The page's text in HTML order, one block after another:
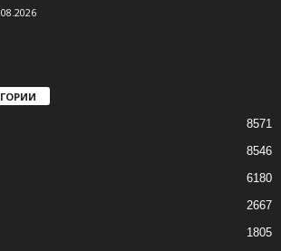
8571
8546
6180
2667
1805